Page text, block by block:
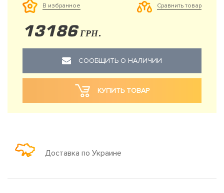
В избранное Сравнить товар
13186 ГРН.
СООБЩИТЬ О НАЛИЧИИ
КУПИТЬ ТОВАР
Доставка по Украине